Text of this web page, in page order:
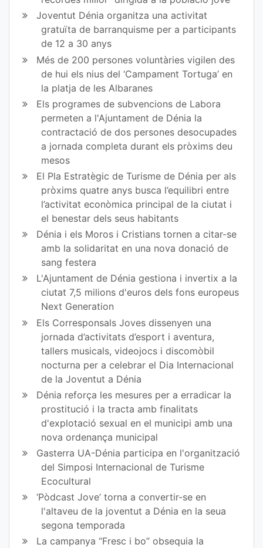
ok
Joventut Dénia organitza una activitat
gratuïta de barranquisme per a participants
de 12 a 30 anys
Més de 200 persones voluntàries vigilen des
de hui els nius del ‘Campament Tortuga’ en
la platja de les Albaranes
Els programes de subvencions de Labora
permeten a l'Ajuntament de Dénia la
contractació de dos persones desocupades
a jornada completa durant els pròxims deu
mesos
El Pla Estratègic de Turisme de Dénia per als
pròxims quatre anys busca l’equilibri entre
l’activitat econòmica principal de la ciutat i
el benestar dels seus habitants
Dénia i els Moros i Cristians tornen a citar-se
amb la solidaritat en una nova donació de
sang festera
L'Ajuntament de Dénia gestiona i invertix a la
ciutat 7,5 milions d'euros dels fons europeus
Next Generation
Els Corresponsals Joves dissenyen una
jornada d’activitats d’esport i aventura,
tallers musicals, videojocs i discomòbil
nocturna per a celebrar el Dia Internacional
de la Joventut a Dénia
Dénia reforça les mesures per a erradicar la
prostitució i la tracta amb finalitats
d'explotació sexual en el municipi amb una
nova ordenança municipal
Gasterra UA-Dénia participa en l'organització
del Simposi Internacional de Turisme
Ecocultural
‘Pòdcast Jove’ torna a convertir-se en
l'altaveu de la joventut a Dénia en la seua
segona temporada
La campanya “Fresc i bo” obsequia la